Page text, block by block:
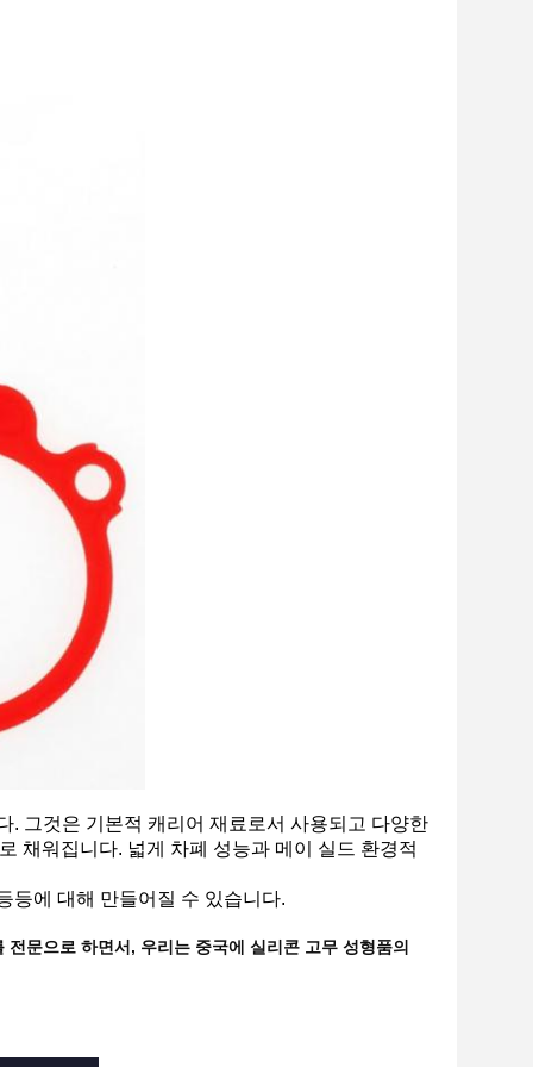
. 그것은 기본적 캐리어 재료로서 사용되고 다양한
채워집니다. 넓게 차폐 성능과 메이 실드 환경적
등에 대해 만들어질 수 있습니다.
문으로 하면서, 우리는 중국에 실리콘 고무 성형품의